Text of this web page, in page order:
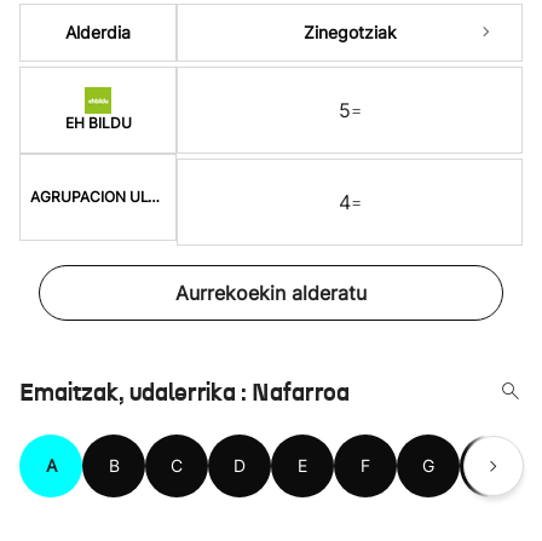
Alderdia
EH BILDU
AGRUPACION ULTZAMA
Zinegotziak
5=
4=
Aurrekoekin alderatu
Emaitzak, udalerrika : Nafarroa
A B C D E F G H